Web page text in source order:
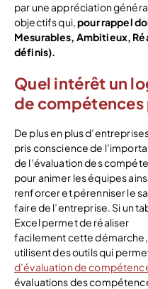
par une appréciation
objectifs qui,pour rappel
Mesurables, Ambitieux,
définis).
Quel intérêt un
de
De plus en plus
pris conscience de
de l’évaluation des
pour animer les équipes
renforcer et pérenniser le
faire de l’entreprise. Si un
Excel permet de réaliser
facilement cette
utilisent des outils qui
d’évaluation de
évaluations des